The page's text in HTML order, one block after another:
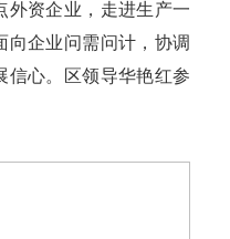
外资企业，走进生产一
向企业问需问计，协调
信心。区领导华艳红参